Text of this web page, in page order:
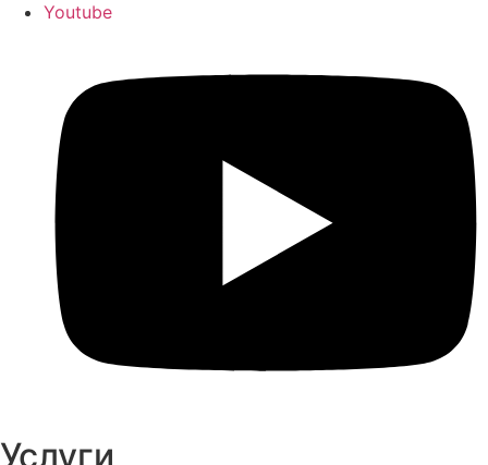
Youtube
Услуги